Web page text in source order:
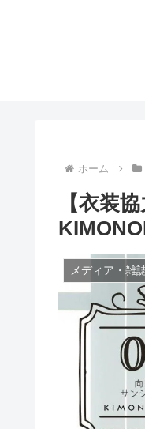
ホーム
【衣装
メディア・雑